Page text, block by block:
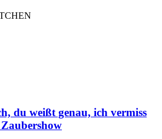
du weißt genau, ich vermiss